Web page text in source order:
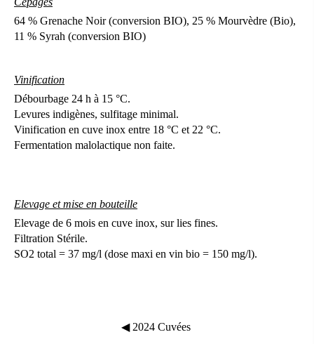
64 % Grenache Noir (conversion BIO), 25 % Mourvèdre (Bio),
11 % Syrah (conversion BIO)
Vinification
Débourbage 24 h à 15 °C.
Levures indigènes, sulfitage minimal.
Vinification en cuve inox entre 18 °C et 22 °C.
Fermentation malolactique non faite.
Elevage et mise en bouteille
Elevage de 6 mois en cuve inox, sur lies fines.
Filtration Stérile.
SO2 total = 37 mg/l (dose maxi en vin bio = 150 mg/l).
◀ 2024 Cuvées